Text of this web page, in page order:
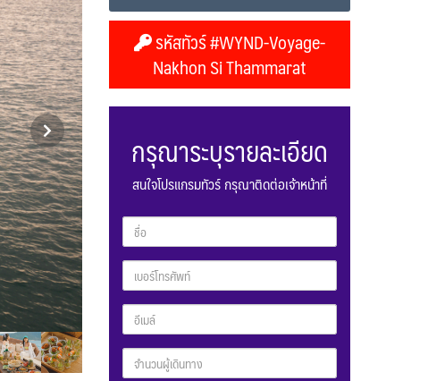
รหัสทัวร์ #WYND-Voyage-
Nakhon Si Thammarat
กรุณาระบุรายละเอียด
สนใจโปรแกรมทัวร์ กรุณาติดต่อเจ้าหน้าที่